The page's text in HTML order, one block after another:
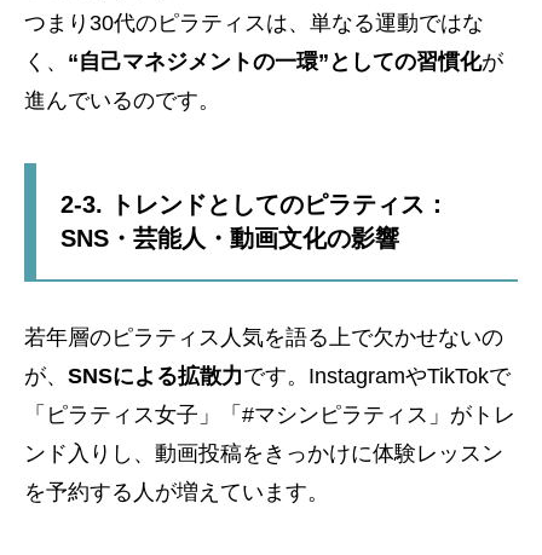
つまり30代のピラティスは、単なる運動ではな
く、 “自己マネジメントの一環”としての習慣化が
進んでいるのです。
2-3. トレンドとしてのピラティス：
SNS・芸能人・動画文化の影響
若年層のピラティス人気を語る上で欠かせないの
が、 SNSによる拡散力です。InstagramやTikTokで
「ピラティス女子」「#マシンピラティス」がトレ
ンド入りし、動画投稿をきっかけに体験レッスン
を予約する人が増えています。